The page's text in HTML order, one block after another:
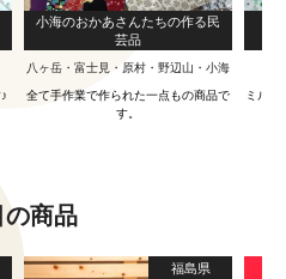
小海のおかあさんたちの作る民
芸品
八ヶ岳・富士見・原村・野辺山・小海
全て手作業で作られた一点もの商品で
す。
ミルフ
の商品
福島県